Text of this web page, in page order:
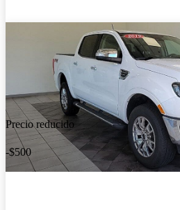
Precio reducido
-$500